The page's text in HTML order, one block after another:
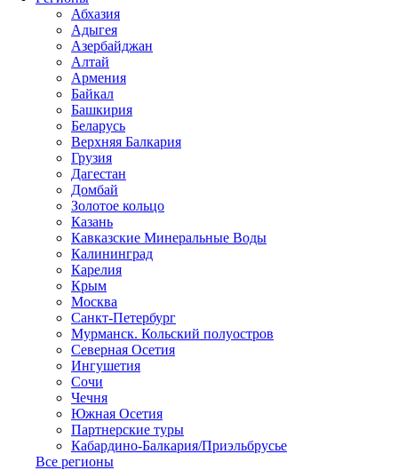
Абхазия
Адыгея
Азербайджан
Алтай
Армения
Байкал
Башкирия
Беларусь
Верхняя Балкария
Грузия
Дагестан
Домбай
Золотое кольцо
Казань
Кавказские Минеральные Воды
Калининград
Карелия
Крым
Москва
Санкт-Петербург
Мурманск. Кольский полуостров
Северная Осетия
Ингушетия
Сочи
Чечня
Южная Осетия
Партнерские туры
Кабардино-Балкария/Приэльбрусье
Все регионы